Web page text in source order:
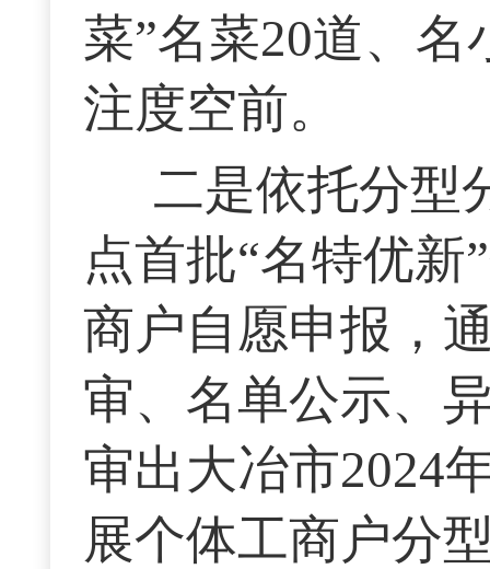
菜”名菜20道、
注度空前。
二是依托分型
点首批“名特优
商户自愿申报，
审、名单公示、
审出大冶市2024
展个体工商户分